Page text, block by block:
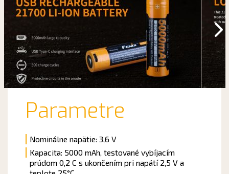
Parametre
Nominálne napätie: 3,6 V
Kapacita: 5000 mAh, testované vybíjacím
prúdom 0,2 C s ukončením pri napätí 2,5 V a